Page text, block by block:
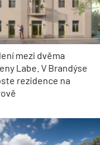
mezi dvěma
Labe. V Brandýse
rezidence na